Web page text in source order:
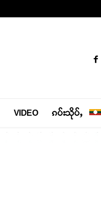
VIDEO ၵပ်းသိုပ်ႇ